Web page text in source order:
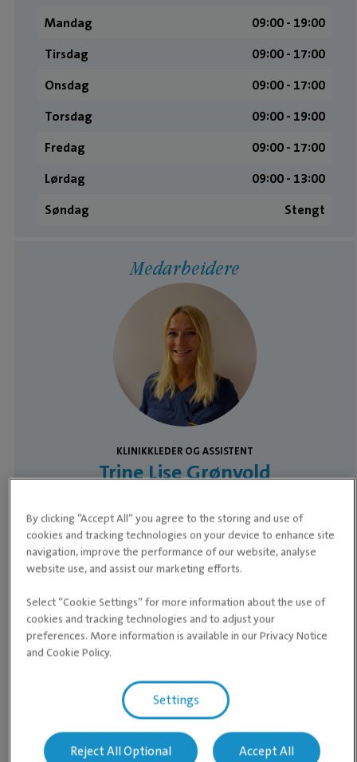
Mandag
09:00 ­- 19:00
Tirsdag
09:00 ­- 17:00
Onsdag
09:00 ­- 17:00
Torsdag
09:00 ­- 19:00
Fredag
09:00 ­- 17:00
Lørdag
09:00 ­- 13:00
Søndag
Stengt
Medarbeidere
KLINIKKLEDER OG ASSISTENT
Trine Lise Grønvold
anestesi og smertelindring
Særskilte fagområder Anestesi og analgesi
Les mer om Trine
Våre medarbeidere
By clicking “Accept All” you agree to the storing and use of
cookies and tracking technologies on your device to enhance site
navigation, improve the performance of our website, analyse
website use, and assist our marketing efforts.
Select “Cookie Settings” for more information about the use of
cookies and tracking technologies and to adjust your
preferences. More information is available in our Privacy Notice
and Cookie Policy.
Settings
Reject All Optional Accept All